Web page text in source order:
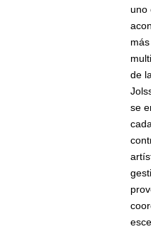
uno
más
de
se